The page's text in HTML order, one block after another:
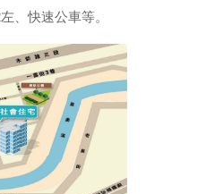
、快速公車等。